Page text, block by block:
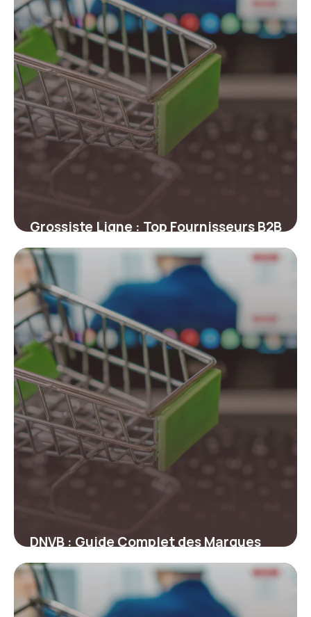
Grossiste Ligne : Top Fournisseurs B2B
Guide 2026
27 juin 2026
DNVB : Guide Complet des Marques
Digitales
24 juin 2026